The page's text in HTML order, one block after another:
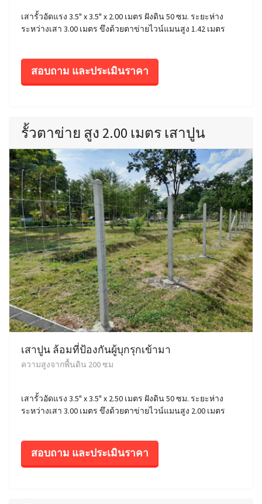
เสารั้วอัดแรง 3.5" x 3.5" x 2.00 เมตร ฝังดิน 50 ซม. ระยะห่าง
ระหว่างเสา 3.00 เมตร ขึงด้วยตาข่ายไวน์แมนสูง 1.42 เมตร
สอบถาม และประเมินราคา
รั้วตาข่าย สูง 2.00 เมตร เสาปูน
เสาปูน ล้อมที่ป้องกันผู้บุกรุกเข้ามา
ความสูงจากพื้นดิน 200 ซม
เสารั้วอัดแรง 3.5" x 3.5" x 2.50 เมตร ฝังดิน 50 ซม. ระยะห่าง
ระหว่างเสา 3.00 เมตร ขึงด้วยตาข่ายไวน์แมนสูง 2.00 เมตร
สอบถาม และประเมินราคา